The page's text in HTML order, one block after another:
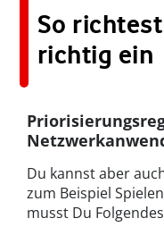
So
richtig ein
Du kannst aber
zum Beispiel
musst Du